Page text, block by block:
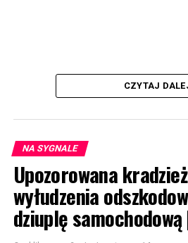
CZYTAJ
NA SYGNALE
Upozorowana
wyłudzenia
dziuplę samochodową